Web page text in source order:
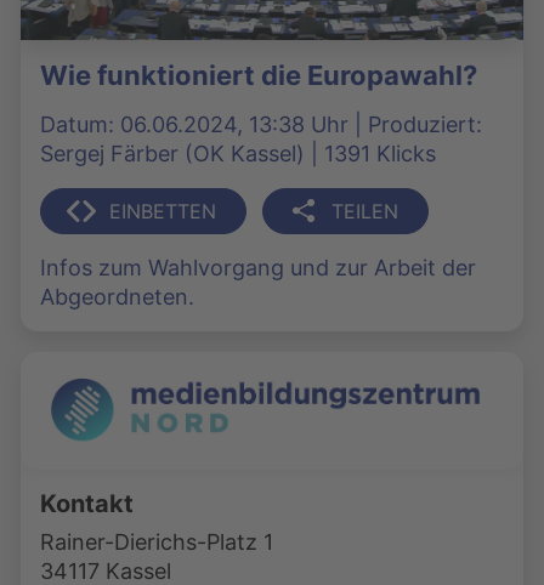
Wie funktioniert die Europawahl?
Datum: 06.06.2024, 13:38 Uhr | Produziert:
Sergej Färber (OK Kassel) | 1391 Klicks
EINBETTEN TEILEN
Infos zum Wahlvorgang und zur Arbeit der
Abgeordneten.
Kontakt
Rainer-Dierichs-Platz 1
34117 Kassel